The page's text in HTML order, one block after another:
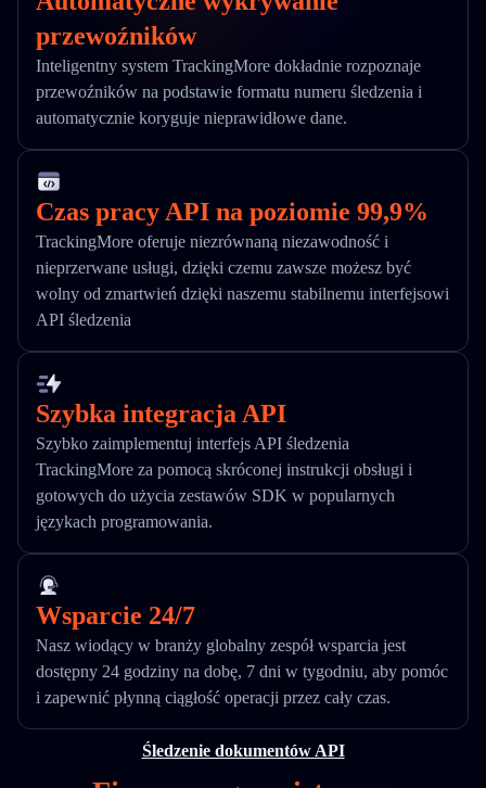
przewoźników
Inteligentny system TrackingMore dokładnie rozpoznaje
przewoźników na podstawie formatu numeru śledzenia i
automatycznie koryguje nieprawidłowe dane.
Czas pracy API na poziomie 99,9%
TrackingMore oferuje niezrównaną niezawodność i
nieprzerwane usługi, dzięki czemu zawsze możesz być
wolny od zmartwień dzięki naszemu stabilnemu interfejsowi
API śledzenia
Szybka integracja API
Szybko zaimplementuj interfejs API śledzenia
TrackingMore za pomocą skróconej instrukcji obsługi i
gotowych do użycia zestawów SDK w popularnych
językach programowania.
Wsparcie 24/7
Nasz wiodący w branży globalny zespół wsparcia jest
dostępny 24 godziny na dobę, 7 dni w tygodniu, aby pomóc
i zapewnić płynną ciągłość operacji przez cały czas.
Śledzenie dokumentów API